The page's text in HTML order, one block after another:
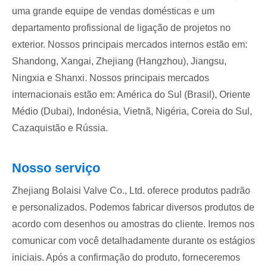
uma grande equipe de vendas domésticas e um
departamento profissional de ligação de projetos no
exterior. Nossos principais mercados internos estão em:
Shandong, Xangai, Zhejiang (Hangzhou), Jiangsu,
Ningxia e Shanxi. Nossos principais mercados
internacionais estão em: América do Sul (Brasil), Oriente
Médio (Dubai), Indonésia, Vietnã, Nigéria, Coreia do Sul,
Cazaquistão e Rússia.
Nosso serviço
Zhejiang Bolaisi Valve Co., Ltd. oferece produtos padrão
e personalizados. Podemos fabricar diversos produtos de
acordo com desenhos ou amostras do cliente. Iremos nos
comunicar com você detalhadamente durante os estágios
iniciais. Após a confirmação do produto, forneceremos